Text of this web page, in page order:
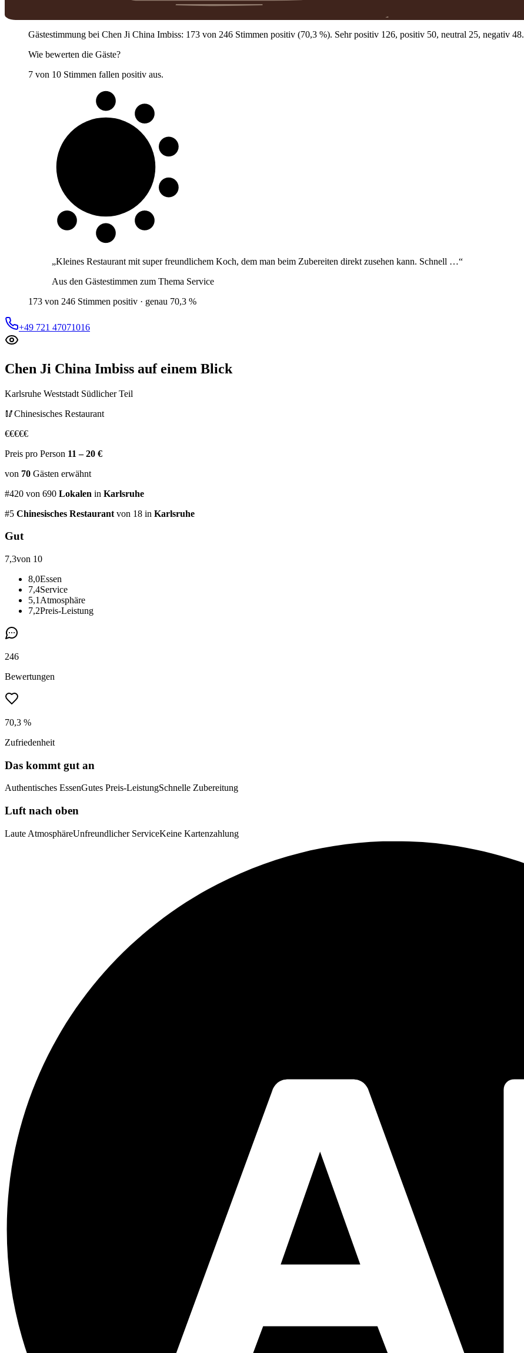
Gästestimmung bei Chen Ji China Imbiss: 173 von 246 Stimmen positiv (70,3 %). Sehr positiv 126, positiv 50, neutral 25, negativ 48.
Wie bewerten die Gäste?
7 von 10 Stimmen fallen positiv aus.
„Kleines Restaurant mit super freundlichem Koch, dem man beim Zubereiten direkt zusehen kann. Schnell …“
Aus den Gästestimmen zum Thema Service
173 von 246 Stimmen positiv · genau 70,3 %
+49 721 47071016
Chen Ji China Imbiss auf einem Blick
Karlsruhe Weststadt Südlicher Teil
🥢Chinesisches Restaurant
€€€€€
Preis pro Person 11 – 20 €
von 70 Gästen erwähnt
#420 von 690 Lokalen in Karlsruhe
#5 Chinesisches Restaurant von 18 in Karlsruhe
Gut
7,3von 10
8,0Essen
7,4Service
5,1 Atmosphäre
7,2Preis-Leistung
246
Bewertungen
70,3 %
Zufriedenheit
Das kommt gut an
Authentisches EssenGutes Preis-LeistungSchnelle Zubereitung
Luft nach oben
Laute AtmosphäreUnfreundlicher ServiceKeine Kartenzahlung